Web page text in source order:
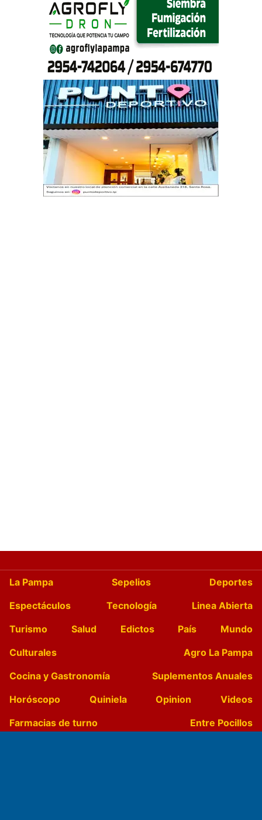
La Pampa Sepelios
Deportes
Espectáculos
Tecnología
Linea Abierta
Turismo
Salud Edictos País
Mundo
Culturales
Agro La Pampa
Cocina y Gastronomía
Suplementos Anuales
Horóscopo
Quiniela Opinion
Videos
Farmacias de turno
Entre Pocillos